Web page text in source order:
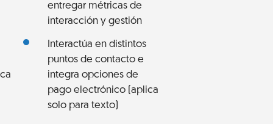
entregar métricas de
interacción y gestión
Interactúa en distintos
puntos de contacto e
integra opciones de
pago electrónico (aplica
solo para texto)